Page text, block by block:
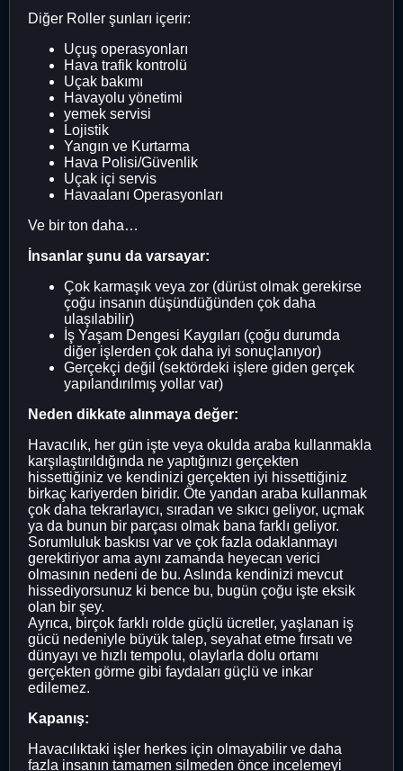
Diğer Roller şunları içerir:
Uçuş operasyonları
Hava trafik kontrolü
Uçak bakımı
Havayolu yönetimi
yemek servisi
Lojistik
Yangın ve Kurtarma
Hava Polisi/Güvenlik
Uçak içi servis
Havaalanı Operasyonları
Ve bir ton daha…
İnsanlar şunu da varsayar:
Çok karmaşık veya zor (dürüst olmak gerekirse
çoğu insanın düşündüğünden çok daha
ulaşılabilir)
İş Yaşam Dengesi Kaygıları (çoğu durumda
diğer işlerden çok daha iyi sonuçlanıyor)
Gerçekçi değil (sektördeki işlere giden gerçek
yapılandırılmış yollar var)
Neden dikkate alınmaya değer:
Havacılık, her gün işte veya okulda araba kullanmakla
karşılaştırıldığında ne yaptığınızı gerçekten
hissettiğiniz ve kendinizi gerçekten iyi hissettiğiniz
birkaç kariyerden biridir. Öte yandan araba kullanmak
çok daha tekrarlayıcı, sıradan ve sıkıcı geliyor, uçmak
ya da bunun bir parçası olmak bana farklı geliyor.
Sorumluluk baskısı var ve çok fazla odaklanmayı
gerektiriyor ama aynı zamanda heyecan verici
olmasının nedeni de bu. Aslında kendinizi mevcut
hissediyorsunuz ki bence bu, bugün çoğu işte eksik
olan bir şey.
Ayrıca, birçok farklı rolde güçlü ücretler, yaşlanan iş
gücü nedeniyle büyük talep, seyahat etme fırsatı ve
dünyayı ve hızlı tempolu, olaylarla dolu ortamı
gerçekten görme gibi faydaları güçlü ve inkar
edilemez.
Kapanış:
Havacılıktaki işler herkes için olmayabilir ve daha
fazla insanın tamamen silmeden önce incelemeyi